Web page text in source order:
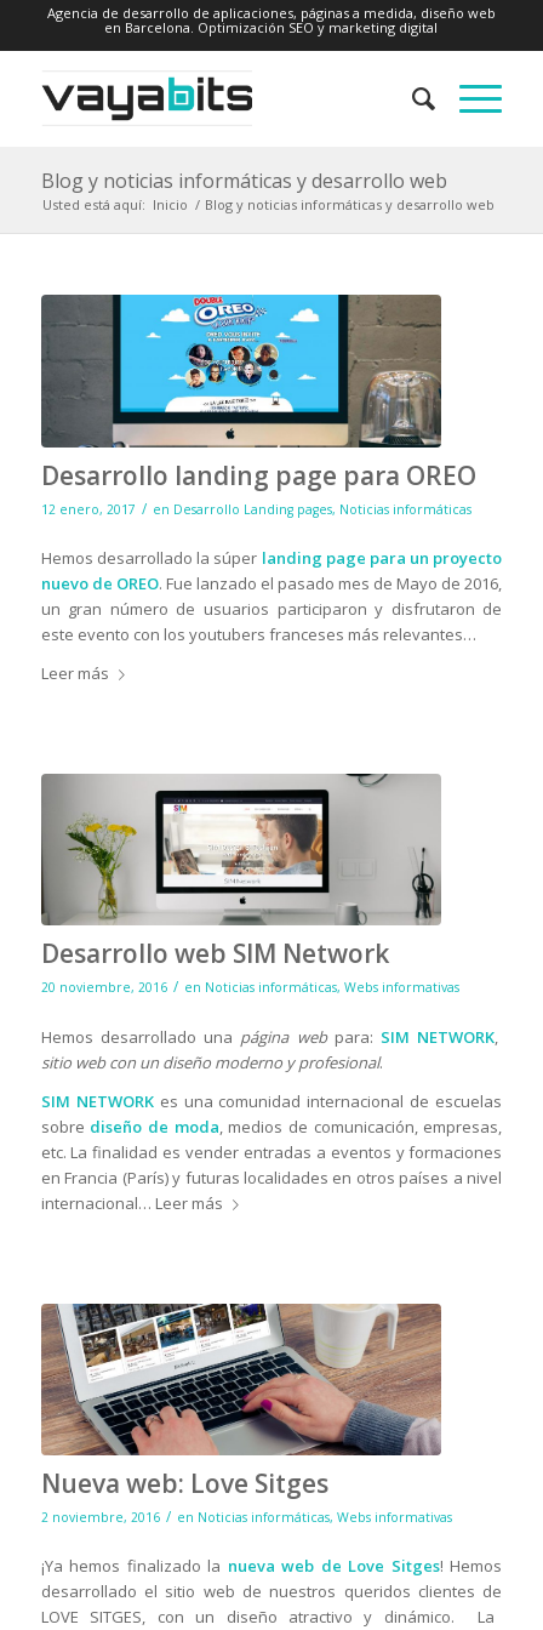
Agencia de desarrollo de aplicaciones, páginas a medida, diseño web
en Barcelona. Optimización SEO y marketing digital
Blog y noticias informáticas y desarrollo web
Usted está aquí: Inicio / Blog y noticias informáticas y desarrollo web
Desarrollo landing page para OREO
12 enero, 2017 / en Desarrollo Landing pages, Noticias informáticas
Hemos desarrollado la súper landing page para un proyecto
nuevo de OREO. Fue lanzado el pasado mes de Mayo de 2016,
un gran número de usuarios participaron y disfrutaron de
este evento con los youtubers franceses más relevantes…
Leer más
Desarrollo web SIM Network
20 noviembre, 2016 / en Noticias informáticas, Webs informativas
Hemos desarrollado una página webpara: SIM NETWORK
sitio web con un diseño moderno y profesional.
SIM NETWORKes una comunidad internacional de escuelas
sobre diseño de moda , medios de comunicación, empresas,
etc. La finalidad es vender entradas a eventos y formaciones
en Francia (París) y futuras localidades en otros países a nivel
internacional… Leer más
Nueva web: Love Sitges
2 noviembre, 2016 / en Noticias informáticas, Webs informativas
¡Ya hemos finalizado la nueva web de Love Sitges! Hemos
desarrollado el sitio web de nuestros queridos clientes de
LOVE SITGES, con un diseño atractivo y dinámico. La